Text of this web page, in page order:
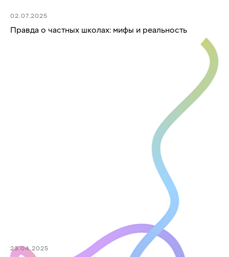
02.07.2025
Правда о частных школах: мифы и реальность
23.04.2025